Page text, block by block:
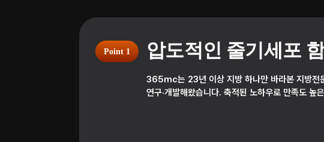
Point 1 압도적인 줄기세포
365mc는 23년 이상 지방 하나만 바라본 지방전
연구·개발해왔습니다. 축적된 노하우로 만족도 높